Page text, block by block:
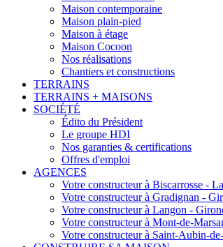
Maison contemporaine
Maison plain-pied
Maison à étage
Maison Cocoon
Nos réalisations
Chantiers et constructions
TERRAINS
TERRAINS + MAISONS
SOCIÉTÉ
Édito du Président
Le groupe HDI
Nos garanties & certifications
Offres d'emploi
AGENCES
Votre constructeur à Biscarrosse -
Votre constructeur à Gradignan -
Votre constructeur à Langon -
Votre constructeur à Mont-de-
Votre constructeur à Saint-Aubin-